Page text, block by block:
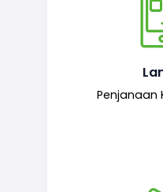
Penjanaan
Setelah